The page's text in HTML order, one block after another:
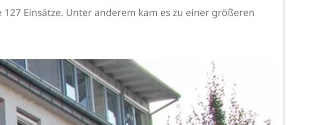
Einsätze. Unter anderem kam es zu einer größeren